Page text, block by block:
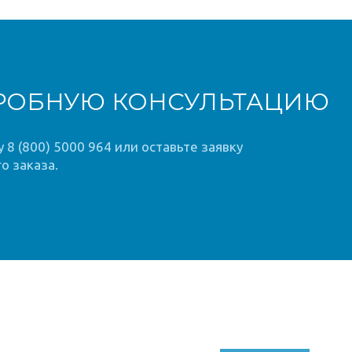
КОНСУЛЬТАЦИЮ
(800) 5000 964 или оставьте заявку
заказа.